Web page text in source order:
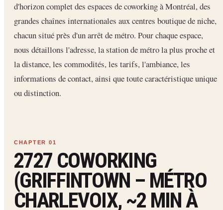
d'horizon complet des espaces de coworking à Montréal, des
grandes chaînes internationales aux centres boutique de niche,
chacun situé près d'un arrêt de métro. Pour chaque espace,
nous détaillons l'adresse, la station de métro la plus proche et
la distance, les commodités, les tarifs, l'ambiance, les
informations de contact, ainsi que toute caractéristique unique
ou distinction.
2727 COWORKING
(GRIFFINTOWN – MÉTRO
CHARLEVOIX, ~2 MIN À